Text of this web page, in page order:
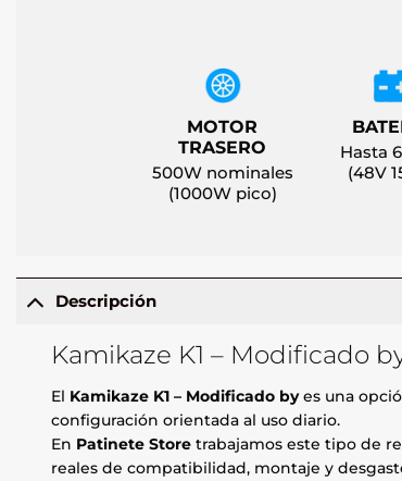
MOTOR
TRASERO
500W nominales
(1000W pico)
Hasta
(48V
Descripción
Kamikaze K1 – Modificado
El Kamikaze K1 – Modificado byes una
configuración orientada al uso diario.
En Patinete Store trabajamos este tipo de
reales de compatibilidad, montaje y